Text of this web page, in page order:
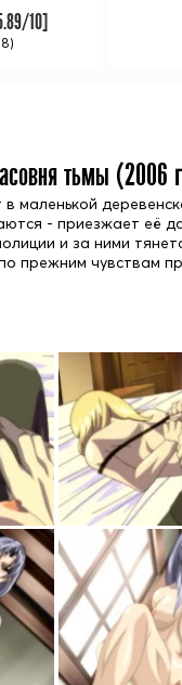
/10]
тьмы (2006
маленькой
- приезжает её
и за ними
прежним чувствам